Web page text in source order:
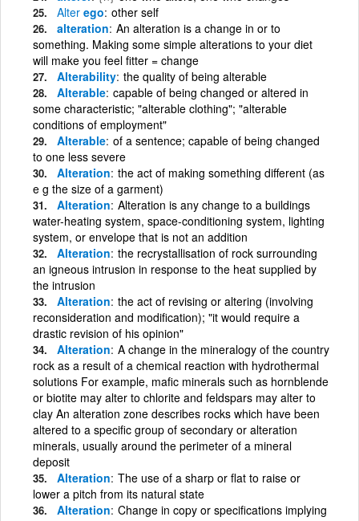
Alter ego other self
alteration An alteration is a change in or to
something. Making some simple alterations to your diet
will make you feel fitter = change
Alterability the quality of being alterable
Alterable capable of being changed or altered in
some characteristic; "alterable clothing"; "alterable
conditions of employment"
Alterable of a sentence; capable of being changed
to one less severe
Alteration the act of making something different (as
e g the size of a garment)
Alteration Alteration is any change to a buildings
water-heating system, space-conditioning system, lighting
system, or envelope that is not an addition
Alteration the recrystallisation of rock surrounding
an igneous intrusion in response to the heat supplied by
the intrusion
Alteration the act of revising or altering (involving
reconsideration and modification); "it would require a
drastic revision of his opinion"
Alteration A change in the mineralogy of the country
rock as a result of a chemical reaction with hydrothermal
solutions For example, mafic minerals such as hornblende
or biotite may alter to chlorite and feldspars may alter to
clay An alteration zone describes rocks which have been
altered to a specific group of secondary or alteration
minerals, usually around the perimeter of a mineral
deposit
Alteration The use of a sharp or flat to raise or
lower a pitch from its natural state
Alteration Change in copy or specifications implying